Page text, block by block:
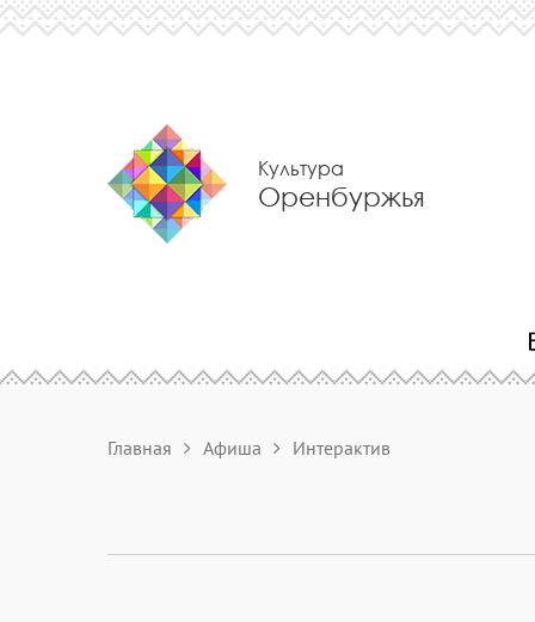
Культура
Оренбуржья
Главная Афиша Интерактив